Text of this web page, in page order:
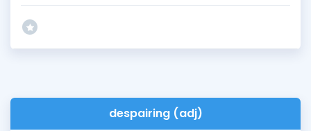
despairing (adj)